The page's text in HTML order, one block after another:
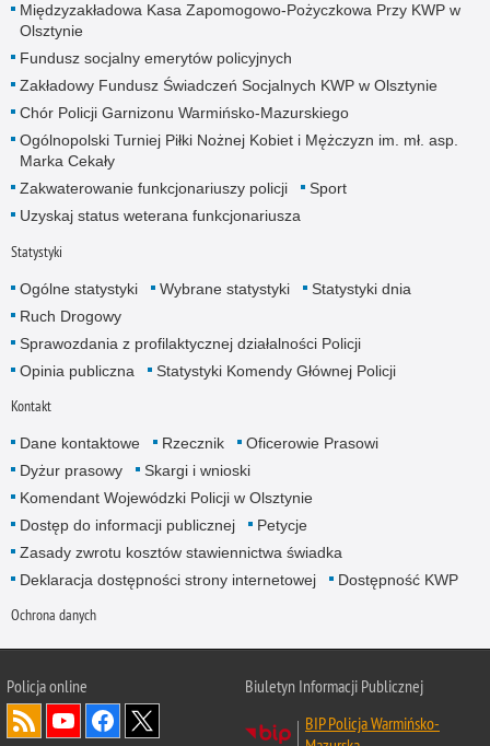
Międzyzakładowa Kasa Zapomogowo-Pożyczkowa Przy KWP w
Olsztynie
Fundusz socjalny emerytów policyjnych
Zakładowy Fundusz Świadczeń Socjalnych KWP w Olsztynie
Chór Policji Garnizonu Warmińsko-Mazurskiego
Ogólnopolski Turniej Piłki Nożnej Kobiet i Mężczyzn im. mł. asp.
Marka Cekały
Zakwaterowanie funkcjonariuszy policji
Sport
Uzyskaj status weterana funkcjonariusza
Statystyki
Ogólne statystyki Wybrane statystyki
Statystyki dnia
Ruch Drogowy
Sprawozdania z profilaktycznej działalności Policji
Opinia publiczna
Statystyki Komendy Głównej Policji
Kontakt
Dane kontaktowe Rzecznik
Oficerowie Prasowi
Dyżur prasowy
Skargi i wnioski
Komendant Wojewódzki Policji w Olsztynie
Dostęp do informacji publicznej
Petycje
Zasady zwrotu kosztów stawiennictwa świadka
Deklaracja dostępności strony internetowej
Dostępność KWP
Ochrona danych
Policja online
Biuletyn Informacji Publicznej
BIP Policja Warmińsko-